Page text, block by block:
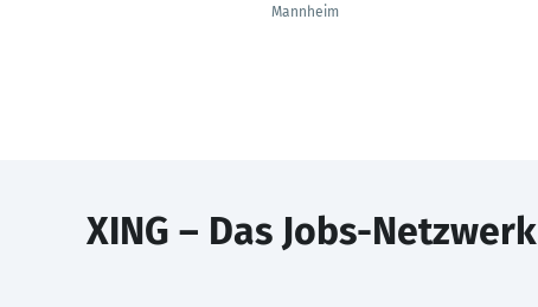
Mannheim
XING – Das Jobs-Netzwerk